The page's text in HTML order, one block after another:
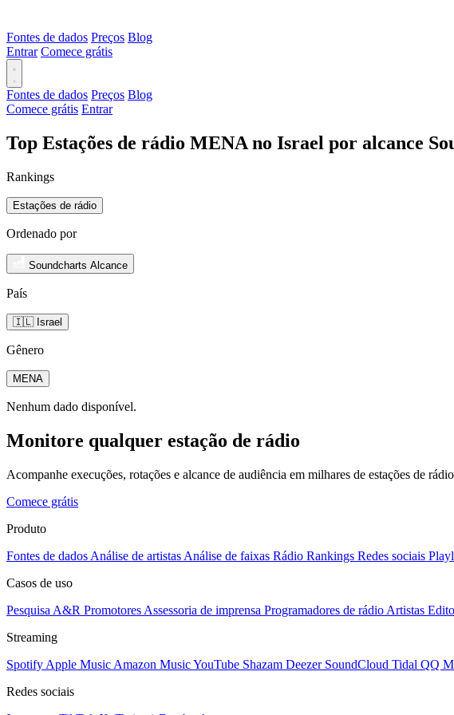
Fontes de dados Preços Blog
Entrar Comece grátis
Fontes de dados Preços Blog
Comece grátis Entrar
Top Estações de rádio MENA no Israel por alcance
Rankings
Estações de rádio
Ordenado por
Soundcharts Alcance
País
🇮🇱 Israel
Gênero
MENA
Nenhum dado disponível.
Monitore qualquer estação de rádio
Acompanhe execuções, rotações e alcance de audiência em milhares de estações de
Comece grátis
Produto
Fontes de dados Análise de artistas Análise de faixas Rádio Rankings Redes sociais
Casos de uso
Pesquisa A&R Promotores Assessoria de imprensa Programadores de rádio Artistas
Streaming
Spotify Apple Music Amazon MusicYouTube Shazam Deezer SoundCloud Tidal QQ
Redes sociais